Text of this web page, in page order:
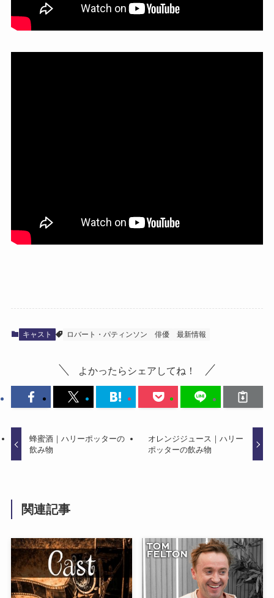
キャスト ロバート・パティンソン 俳優 最新情報
よかったらシェアしてね！
蜂蜜酒｜ハリーポッターの
飲み物
オレンジジュース｜ハリー
ポッターの飲み物
関連記事